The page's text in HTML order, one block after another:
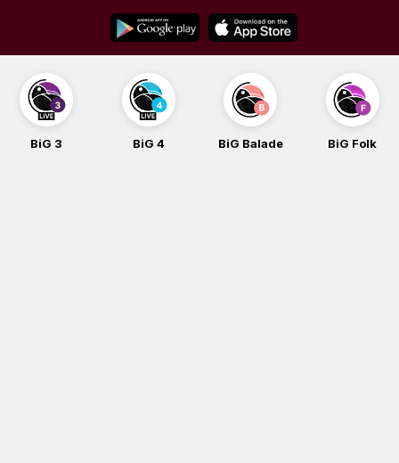
content
BiG 3 BiG 4 BiG Balade BiG Folk